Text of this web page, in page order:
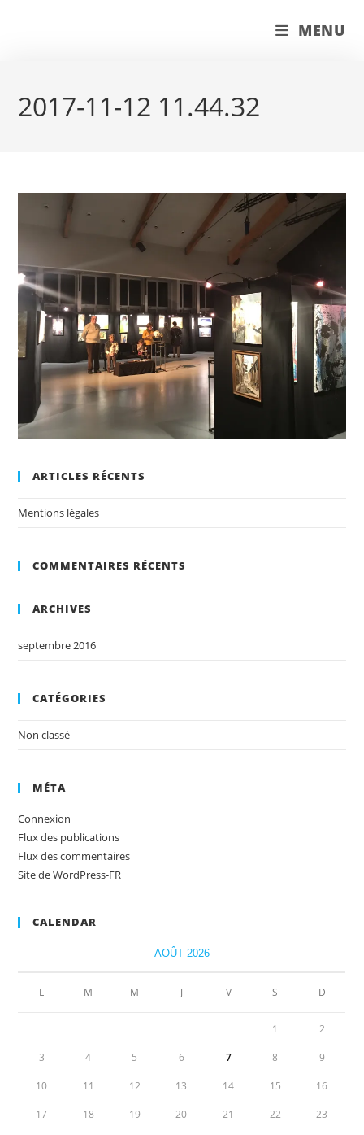
MENU
2017-11-12 11.44.32
ARTICLES RÉCENTS
Mentions légales
COMMENTAIRES RÉCENTS
ARCHIVES
septembre 2016
CATÉGORIES
Non classé
MÉTA
Connexion
Flux des publications
Flux des commentaires
Site de WordPress-FR
CALENDAR
AOÛT 2026
L M M J V S D
1 2
3 4 5 6 7 8 9
10 11 12 13 14 15 16
17 18 19 20 21 22 23